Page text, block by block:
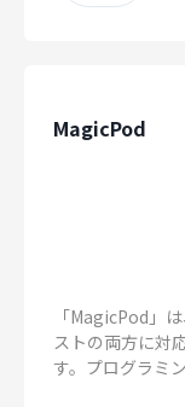
MagicPod
「MagicPod」
ストの両方に対
す。プログラミ